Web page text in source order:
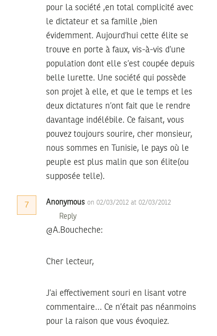
pour la société ,en total complicité avec
le dictateur et sa famille ,bien
évidemment. Aujourd’hui cette élite se
trouve en porte à faux, vis-à-vis d’une
population dont elle s’est coupée depuis
belle lurette. Une société qui possède
son projet à elle, et que le temps et les
deux dictatures n’ont fait que le rendre
davantage indélébile. Ce faisant, vous
pouvez toujours sourire, cher monsieur,
nous sommes en Tunisie, le pays où le
peuple est plus malin que son élite(ou
supposée telle).
7 Anonymous on 02/03/2012 at 02/03/2012
Reply
@A.Boucheche:
Cher lecteur,
J’ai effectivement souri en lisant votre
commentaire… Ce n’était pas néanmoins
pour la raison que vous évoquiez.